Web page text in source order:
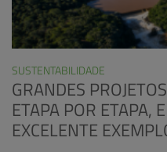
SUSTENTABILIDADE
GRANDES
ETAPA POR ETAPA,
EXCELENTE